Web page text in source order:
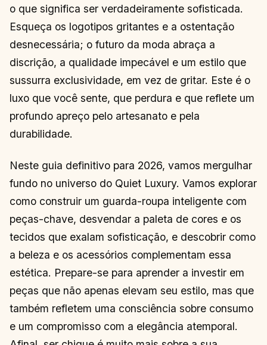
o que significa ser verdadeiramente sofisticada.
Esqueça os logotipos gritantes e a ostentação
desnecessária; o futuro da moda abraça a
discrição, a qualidade impecável e um estilo que
sussurra exclusividade, em vez de gritar. Este é o
luxo que você sente, que perdura e que reflete um
profundo apreço pelo artesanato e pela
durabilidade.
Neste guia definitivo para 2026, vamos mergulhar
fundo no universo do Quiet Luxury. Vamos explorar
como construir um guarda-roupa inteligente com
peças-chave, desvendar a paleta de cores e os
tecidos que exalam sofisticação, e descobrir como
a beleza e os acessórios complementam essa
estética. Prepare-se para aprender a investir em
peças que não apenas elevam seu estilo, mas que
também refletem uma consciência sobre consumo
e um compromisso com a elegância atemporal.